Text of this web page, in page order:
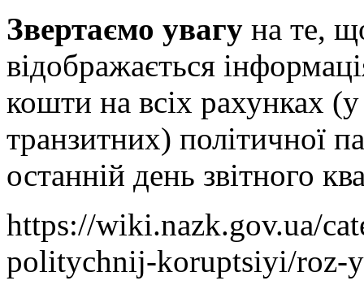
Звертаємо увагу на те,
відображається
кошти на всіх рахунках
транзитних) політичної
останній день звітного
https://wiki.nazk.gov.ua/
politychnij-koruptsiyi/roz-